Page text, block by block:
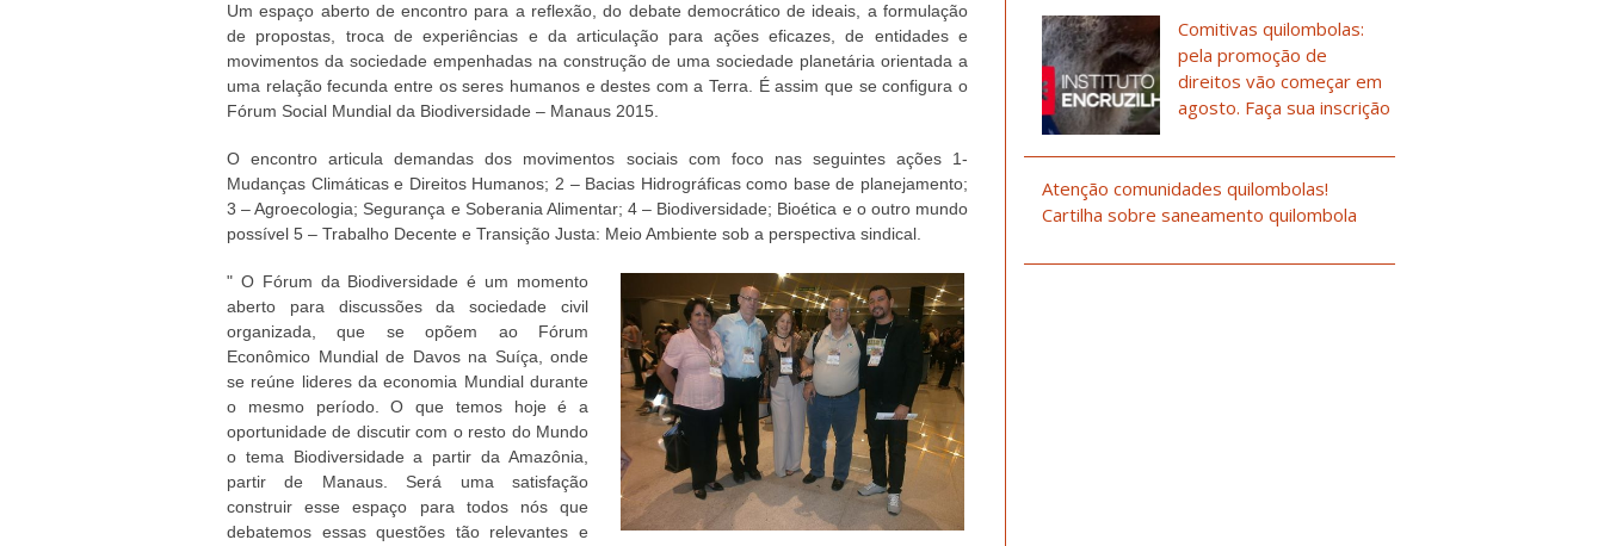
Um espaço aberto de encontro para a reflexão, do debate democrático de ideais, a formulação
de propostas, troca de experiências e da articulação para ações eficazes, de entidades e
movimentos da sociedade empenhadas na construção de uma sociedade planetária orientada a
uma relação fecunda entre os seres humanos e destes com a Terra. É assim que se configura o
Fórum Social Mundial da Biodiversidade – Manaus 2015.
O encontro articula demandas dos movimentos sociais com foco nas seguintes ações 1-
Mudanças Climáticas e Direitos Humanos; 2 – Bacias Hidrográficas como base de planejamento;
3 – Agroecologia; Segurança e Soberania Alimentar; 4 – Biodiversidade; Bioética e o outro mundo
possível 5 – Trabalho Decente e Transição Justa: Meio Ambiente sob a perspectiva sindical.
" O Fórum da Biodiversidade é um momento
aberto para discussões da sociedade civil
organizada, que se opõem ao Fórum
Econômico Mundial de Davos na Suíça, onde
se reúne lideres da economia Mundial durante
o mesmo período. O que temos hoje é a
oportunidade de discutir com o resto do Mundo
o tema Biodiversidade a partir da Amazônia,
partir de Manaus. Será uma satisfação
construir esse espaço para todos nós que
debatemos essas questões tão relevantes e
Comitivas quilombolas:
pela promoção de
direitos vão começar em
agosto. Faça sua inscrição
Atenção comunidades quilombolas!
Cartilha sobre saneamento quilombola